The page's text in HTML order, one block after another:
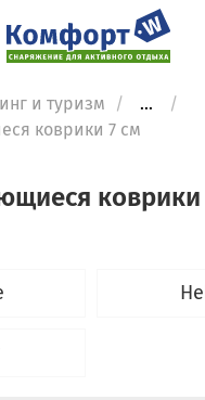
и туризм
...
коврики 7 см
коврики